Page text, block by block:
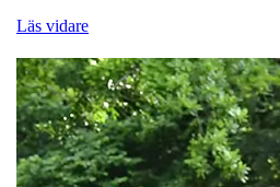
Läs vidare